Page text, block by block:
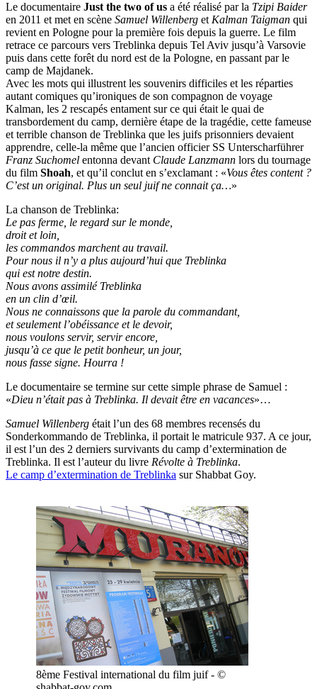
Le documentaire Just the two of us a été réalisé par la Tzipi Baider
en 2011 et met en scène Samuel Willenberg et Kalman Taigman qui
revient en Pologne pour la première fois depuis la guerre. Le film
retrace ce parcours vers Treblinka depuis Tel Aviv jusqu’à Varsovie
puis dans cette forêt du nord est de la Pologne, en passant par le
camp de Majdanek.
Avec les mots qui illustrent les souvenirs difficiles et les réparties
autant comiques qu’ironiques de son compagnon de voyage
Kalman, les 2 rescapés entament sur ce qui était le quai de
transbordement du camp, dernière étape de la tragédie, cette fameuse
et terrible chanson de Treblinka que les juifs prisonniers devaient
apprendre, celle-la même que l’ancien officier SS Unterscharführer
Franz Suchomel entonna devant Claude Lanzmann lors du tournage
du film Shoah, et qu’il conclut en s’exclamant : «Vous êtes content ?
C’est un original. Plus un seul juif ne connait ça…»
La chanson de Treblinka:
Le pas ferme, le regard sur le monde,
droit et loin,
les commandos marchent au travail.
Pour nous il n’y a plus aujourd’hui que Treblinka
qui est notre destin.
Nous avons assimilé Treblinka
en un clin d’œil.
Nous ne connaissons que la parole du commandant,
et seulement l’obéissance et le devoir,
nous voulons servir, servir encore,
jusqu’à ce que le petit bonheur, un jour,
nous fasse signe. Hourra !
Le documentaire se termine sur cette simple phrase de Samuel :
«Dieu n’était pas à Treblinka. Il devait être en vacances»…
Samuel Willenberg était l’un des 68 membres recensés du
Sonderkommando de Treblinka, il portait le matricule 937. A ce jour,
il est l’un des 2 derniers survivants du camp d’extermination de
Treblinka. Il est l’auteur du livre Révolte à Treblinka.
Le camp d’extermination de Treblinka sur Shabbat Goy.
8ème Festival international du film juif - ©